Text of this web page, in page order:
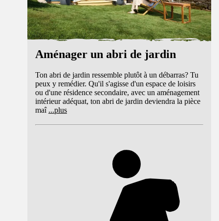
Aménager un abri de jardin
Ton abri de jardin ressemble plutôt à un débarras? Tu
peux y remédier. Qu'il s'agisse d'un espace de loisirs
ou d'une résidence secondaire, avec un aménagement
intérieur adéquat, ton abri de jardin deviendra la pièce
maî ...plus